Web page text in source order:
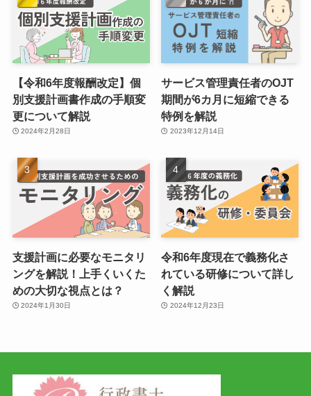
【令和6年度報酬改定】個
別支援計画書作成の手順変
更について解説
2024年2月28日
サービス管理責任者のOJT
期間が6カ月に短縮できる
特例を解説
2023年12月14日
支援計画に必要なモニタリ
ングを解説！上手くいくた
めの大切な視点とは？
2024年1月30日
令和6年度現在で義務化さ
れている研修について詳し
く解説
2024年12月23日